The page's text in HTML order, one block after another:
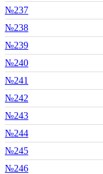
№237
№238
№239
№240
№241
№242
№243
№244
№245
№246